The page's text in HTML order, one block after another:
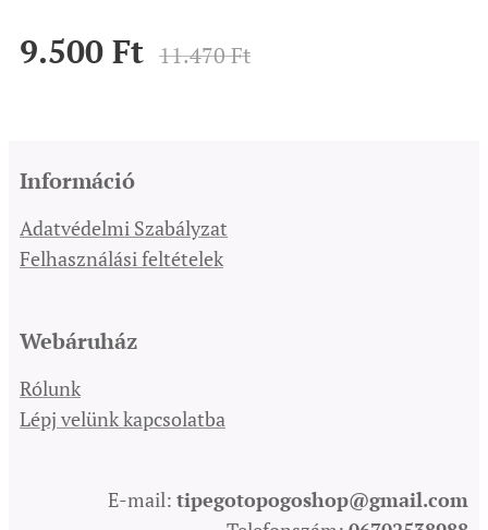
9.500 Ft 11.470Ft
Információ
Adatvédelmi Szabályzat
Felhasználási feltételek
Webáruház
Rólunk
Lépj velünk kapcsolatba
E-mail: tipegotopogoshop@gmail.com